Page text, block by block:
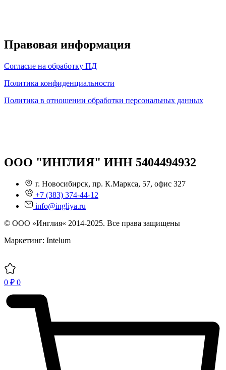
Правовая информация
Согласие на обработку ПД
Политика конфиденциальности
Политика в отношении обработки персональных данных
ООО "ИНГЛИЯ" ИНН 5404494932
г. Новосибирск, пр. К.Маркса, 57, офис 327
+7 (383) 374-44-12
info@ingliya.ru
© ООО »Инглия« 2014-2025. Все права защищены
Маркетинг: Intelum
0 ₽ 0